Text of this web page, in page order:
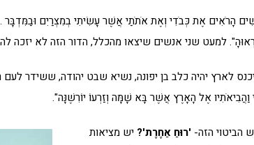
הָרֹאִים אֶת כְּבֹדִי וְאֶת אֹתֹתַי אֲשֶׁר עָשִׂיתִי בְמִצְרַיִם
למעט שני אנשים שיצאו מהכלל, הדור הזה לא יזכה
לארץ יהיה כלב בן יפונה, נשיא שבט יהודה, ששידר
וַהֲבִיאֹתִיו אֶל הָאָרֶץ אֲשֶׁר בָּא שָׁמָּה וְזַרְעוֹ יוֹרִשֶׁנָּה".
הביטוי הזה- 'רוּחַ אַחֶרֶת'? יש מציאות